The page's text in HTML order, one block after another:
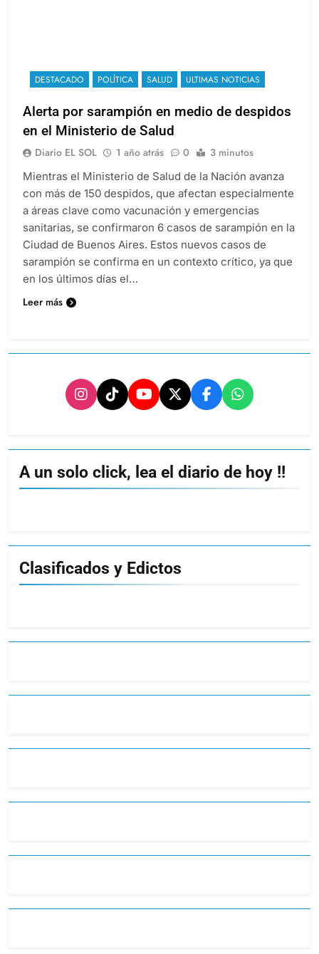
DESTACADO POLÍTICA SALUD ULTIMAS NOTICIAS
Alerta por sarampión en medio de despidos
en el Ministerio de Salud
Diario EL SOL 1 año atrás 0 3 minutos
Mientras el Ministerio de Salud de la Nación avanza
con más de 150 despidos, que afectan especialmente
a áreas clave como vacunación y emergencias
sanitarias, se confirmaron 6 casos de sarampión en la
Ciudad de Buenos Aires. Estos nuevos casos de
sarampión se confirma en un contexto crítico, ya que
en los últimos días el…
Leer más
A un solo click, lea el diario de hoy !!
Clasificados y Edictos